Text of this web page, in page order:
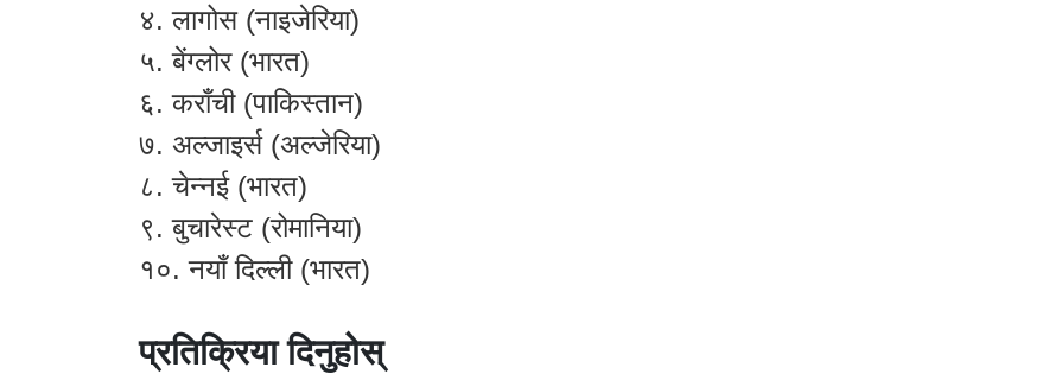
४. लागोस (नाइजेरिया)
५. बेंग्लोर (भारत)
६. कराँची (पाकिस्तान)
७. अल्जाइर्स (अल्जेरिया)
८. चेन्नई (भारत)
९. बुचारेस्ट (रोमानिया)
१०. नयाँ दिल्ली (भारत)
प्रतिक्रिया दिनुहोस्